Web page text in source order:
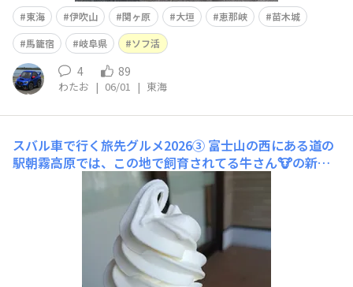
東海 伊吹山 関ヶ原 大垣 恵那峡
苗木城
馬籠宿
岐阜県 ソフ活
4 89
わたお | 06/01 | 東海
スバル車で行く旅先グルメ2026③ 富士山の西にある道の
駅朝霧高原では、この地で飼育されてる牛さん🐮の新鮮
な牛乳を使った、風味豊かでほんとうに美味しい、あさぎ
りソフトクリーム🍦が売られています😋 自分の中で
は、確実に５本の指に入ります グルメというか、ただの
ソフ活でしたね😅しかし、ホットミルクも、とても美味